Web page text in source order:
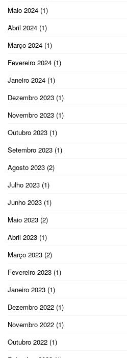
Maio 2024 (1)
Abril 2024 (1)
Março 2024 (1)
Fevereiro 2024 (1)
Janeiro 2024 (1)
Dezembro 2023 (1)
Novembro 2023 (1)
Outubro 2023 (1)
Setembro 2023 (1)
Agosto 2023 (2)
Julho 2023 (1)
Junho 2023 (1)
Maio 2023 (2)
Abril 2023 (1)
Março 2023 (2)
Fevereiro 2023 (1)
Janeiro 2023 (1)
Dezembro 2022 (1)
Novembro 2022 (1)
Outubro 2022 (1)